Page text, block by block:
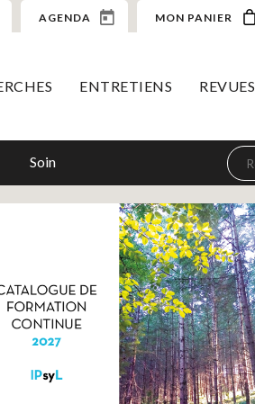
AGENDA MON PANIER
ENTRETIENS REVUES
Soin